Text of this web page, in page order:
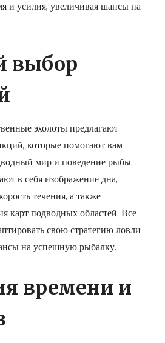
и усилия, увеличивая шансы на
выбор
эхолоты предлагают
которые помогают вам
мир и поведение рыбы.
в себя изображение дна,
течения, а также
карт подводных областей. Все
свою стратегию ловли
на успешную рыбалку.
времени и